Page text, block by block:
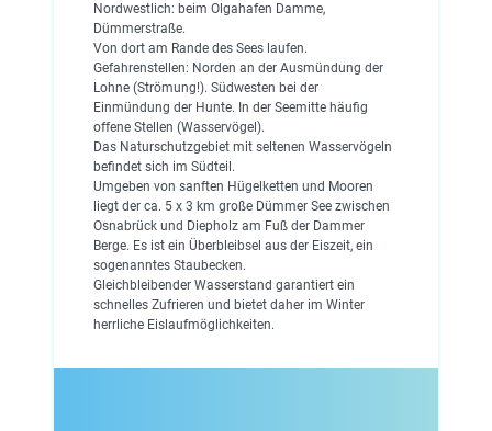
Nordwestlich: beim Olgahafen Damme,
Dümmerstraße.
Von dort am Rande des Sees laufen.
Gefahrenstellen: Norden an der Ausmündung der
Lohne (Strömung!). Südwesten bei der
Einmündung der Hunte. In der Seemitte häufig
offene Stellen (Wasservögel).
Das Naturschutzgebiet mit seltenen Wasservögeln
befindet sich im Südteil.
Umgeben von sanften Hügelketten und Mooren
liegt der ca. 5 x 3 km große Dümmer See zwischen
Osnabrück und Diepholz am Fuß der Dammer
Berge. Es ist ein Überbleibsel aus der Eiszeit, ein
sogenanntes Staubecken.
Gleichbleibender Wasserstand garantiert ein
schnelles Zufrieren und bietet daher im Winter
herrliche Eislaufmöglichkeiten.